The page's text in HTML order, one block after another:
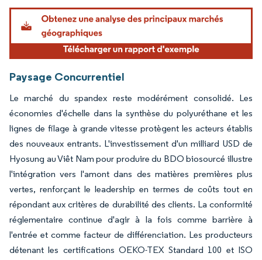
Image © Mordor Intelligence. La réutilisation nécessite une attribution sous CC BY
Paysage Concurrentiel
Le marché du spandex reste modérément consolidé. Les
économies d'échelle dans la synthèse du polyuréthane et les
lignes de filage à grande vitesse protègent les acteurs établis
des nouveaux entrants. L'investissement d'un milliard USD de
Hyosung au Viêt Nam pour produire du BDO biosourcé illustre
l'intégration vers l'amont dans des matières premières plus
vertes, renforçant le leadership en termes de coûts tout en
répondant aux critères de durabilité des clients. La conformité
réglementaire continue d'agir à la fois comme barrière à
l'entrée et comme facteur de différenciation. Les producteurs
détenant les certifications OEKO-TEX Standard 100 et ISO